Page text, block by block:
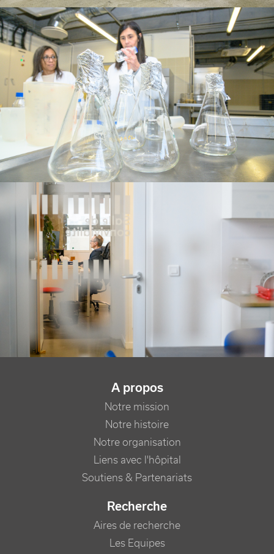
NAVIGATION PRINCIPALE
A propos
Notre mission
Notre histoire
Notre organisation
Liens avec l'hôpital
Soutiens & Partenariats
Recherche
Aires de recherche
Les Equipes